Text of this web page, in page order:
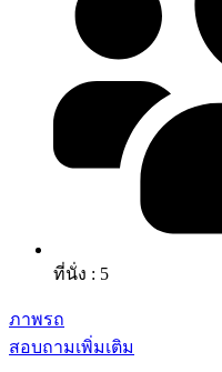
ที่นั่ง : 5
ภาพรถ
สอบถามเพิ่มเติม